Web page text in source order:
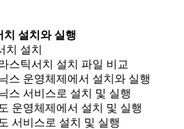
설치와 실행
치 설치
스틱서치 설치 파일 비교
스 운영체제에서 설치와 실행
스 서비스로 설치 및 실행
운영체제에서 설치 및 실행
서비스로 설치 및 실행